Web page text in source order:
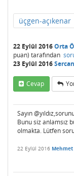
üçgen-açıkenar
22 Eylül 2016Orta
puan) tarafından
23 Eylül 2016Sercan
Cevap
Sayın
Bunu siz anlamsız
olmakta. Lütfen
22 Eylül 2016